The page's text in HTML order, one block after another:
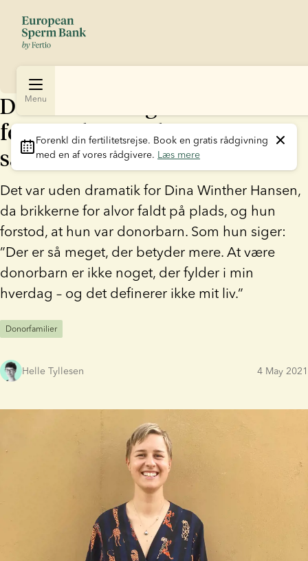
Menu
Forenkl din fertilitetsrejse. Book en gratis rådgivning
med en af vores rådgivere. Læs mere
Donorbarn: "Jeg har ikke behov
for en relation til min
sæddonor”
Det var uden dramatik for Dina Winther Hansen,
da brikkerne for alvor faldt på plads, og hun
forstod, at hun var donorbarn. Som hun siger:
”Der er så meget, der betyder mere. At være
donorbarn er ikke noget, der fylder i min
hverdag – og det definerer ikke mit liv.”
Donorfamilier
Helle Tyllesen 4 May 2021